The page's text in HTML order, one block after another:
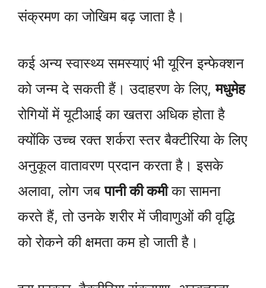
संक्रमण का जोखिम बढ़ जाता है।
कई अन्य स्वास्थ्य समस्याएं भी यूरिन इन्फेक्शन
को जन्म दे सकती हैं। उदाहरण के लिए,मधुमेह
रोगियों में यूटीआई का खतरा अधिक होता है
क्योंकि उच्च रक्त शर्करा स्तर बैक्टीरिया के लिए
अनुकूल वातावरण प्रदान करता है। इसके
अलावा, लोग जबपानी की कमीका सामना
करते हैं, तो उनके शरीर में जीवाणुओं की वृद्धि
को रोकने की क्षमता कम हो जाती है।